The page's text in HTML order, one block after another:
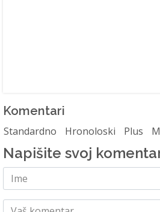
Komentari
Standardno Hronoloski Plus
Napišite svoj